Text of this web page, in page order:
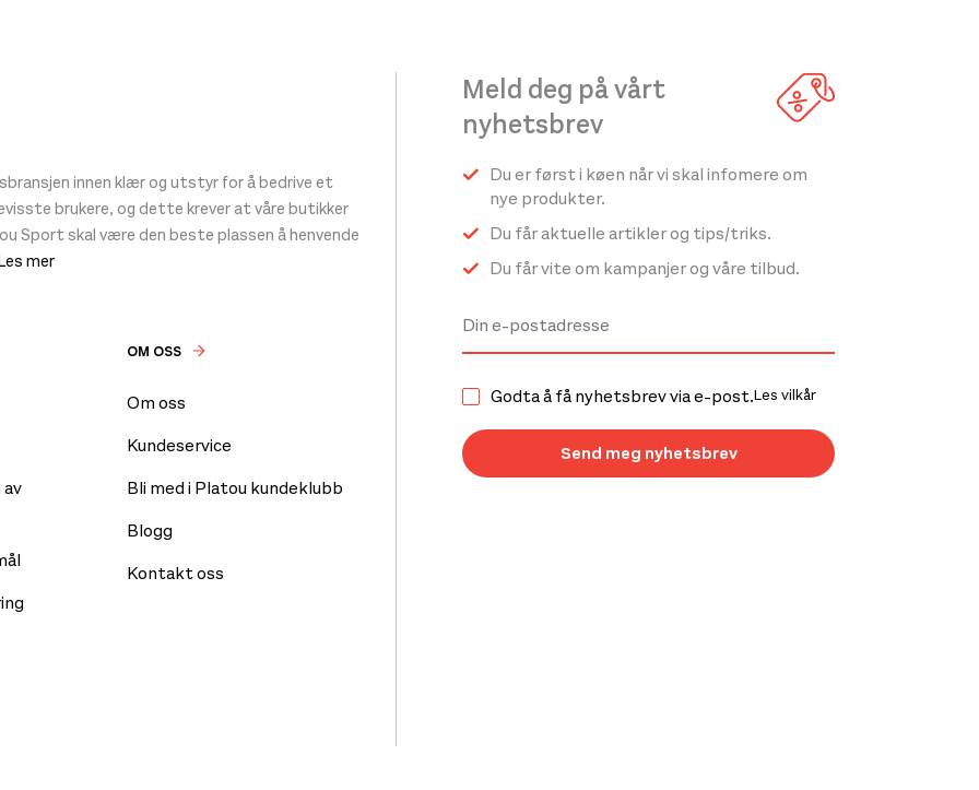
innen klær og utstyr for å bedrive et
brukere, og dette krever at våre butikker
Sport skal være den beste plassen å henvende
mer
OM OSS
Om oss
Kundeservice
Bli med i Platou kundeklubb
Blogg
Kontakt oss
Meld deg på vårt
nyhetsbrev
Du er først i køen når vi skal infomere om
nye produkter.
Du får aktuelle artikler og tips/triks.
Du får vite om kampanjer og våre tilbud.
Godta å få nyhetsbrev via e-post.Les vilkår